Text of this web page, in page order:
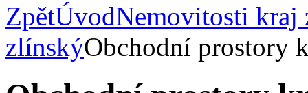
ZpětÚvodNemovitosti kraj
zlínskýObchodní prostory